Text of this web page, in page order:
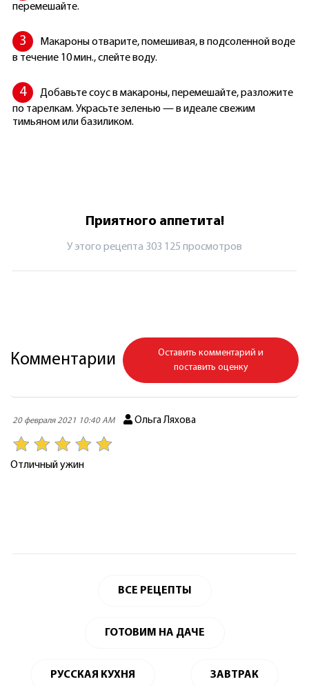
перемешайте.
Макароны отварите, помешивая, в подсоленной воде
в течение 10 мин., слейте воду.
Добавьте соус в макароны, перемешайте, разложите
по тарелкам. Украсьте зеленью — в идеале свежим
тимьяном или базиликом.
Приятного аппетита!
У этого рецепта 303 125 просмотров
Комментарии
Оставить комментарий и
поставить оценку
20 февраля 2021 10:40 AM Ольга Ляхова
Отличный ужин
ВСЕ РЕЦЕПТЫ
ГОТОВИМ НА ДАЧЕ
РУССКАЯ КУХНЯ ЗАВТРАК